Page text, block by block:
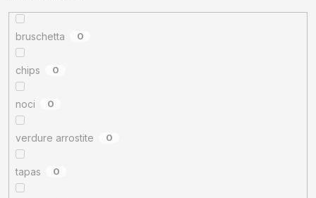
bruschetta 0
chips 0
noci 0
verdure arrostite 0
tapas 0